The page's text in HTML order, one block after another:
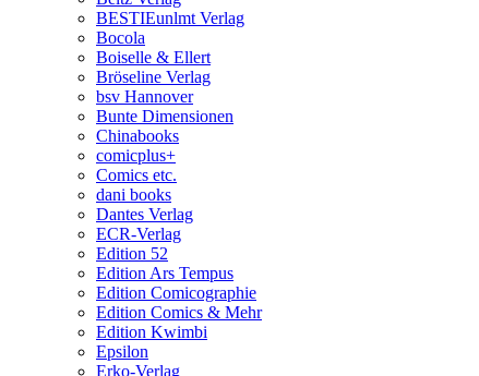
BESTIEunlmt Verlag
Bocola
Boiselle & Ellert
Bröseline Verlag
bsv Hannover
Bunte Dimensionen
Chinabooks
comicplus+
Comics etc.
dani books
Dantes Verlag
ECR-Verlag
Edition 52
Edition Ars Tempus
Edition Comicographie
Edition Comics & Mehr
Edition Kwimbi
Epsilon
Erko-Verlag